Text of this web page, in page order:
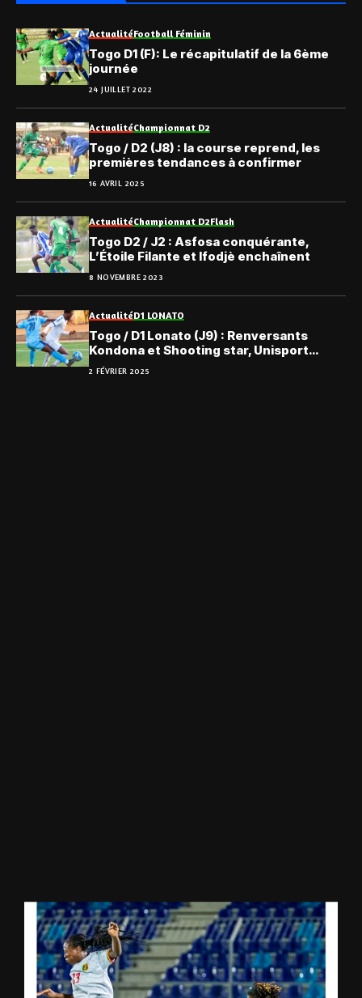
ActualitéFootball Féminin
Togo D1 (F): Le récapitulatif de la 6ème
journée
24 JUILLET 2022
ActualitéChampionnat D2
Togo / D2 (J8) : la course reprend, les
premières tendances à confirmer
16 AVRIL 2025
ActualitéChampionnat D2Flash
Togo D2 / J2 : Asfosa conquérante,
L’Étoile Filante et Ifodjè enchaînent
8 NOVEMBRE 2023
ActualitéD1 LONATO
Togo / D1 Lonato (J9) : Renversants
Kondona et Shooting star, Unisport
nouveau leader
2 FÉVRIER 2025